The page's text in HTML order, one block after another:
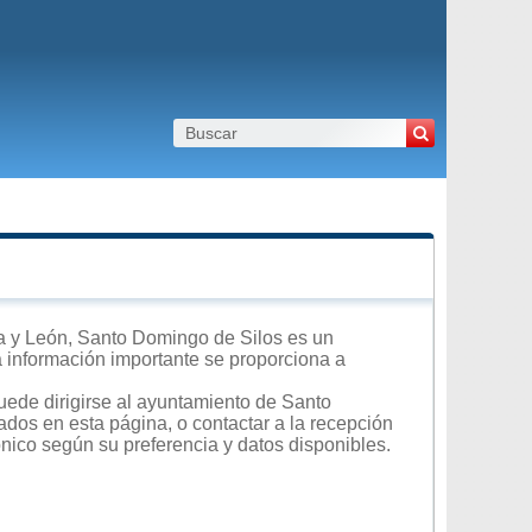
León, Santo Domingo de Silos es un
importante se proporciona a
dirigirse al ayuntamiento de Santo
en esta página, o contactar a la recepción
según su preferencia y datos disponibles.